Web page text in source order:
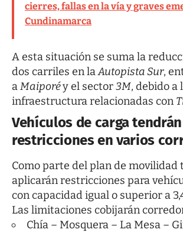
cierres, fallas en la vía y graves
Cundinamarca
A esta situación se suma la
dos carriles en laAutopista Sur,
aMaiporéy el sector3M, debido a
infraestructura relacionadas con
Vehículos de carga tendrán
restricciones en varios
Como parte del plan de movilidad
aplicarán restricciones para
con capacidad igual o superior a
Las limitaciones cobijarán
Chía – Mosquera – La Mesa –